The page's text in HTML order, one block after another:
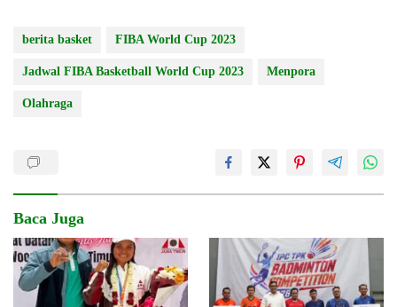
berita basket FIBA World Cup 2023
Jadwal FIBA Basketball World Cup 2023 Menpora
Olahraga
Baca Juga